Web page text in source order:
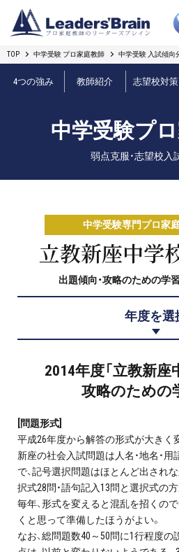
リーダーズブレインの強み
プロ教師紹介
無料体験授業とは
短期フリープラン
プロ家庭教師の英検®対策
費用について
お申込みの流れ
よくある質問
採用情報
TOP 中学受験 プロ家庭教師 中学受験 入試傾向
4つの強み 教師紹介 志望校対策
中学受験プ
弱点克服・志望校入
中学受験専門プロ家
立教新座中学
出題傾向・攻略のための学
年度を選
2014年度「立教新座
攻略のための
[問題形式]
平成26年度から解答の形式が大きく
新座の社会入試問題は人名・地名・
で、記号選択問題はほとんど出され
択式28問・語句記入13問と選択式の
毎年、形式を変えると混乱を招くの
くと思って準備したほうがよい。
なお、総問題数40～50問に1行程度